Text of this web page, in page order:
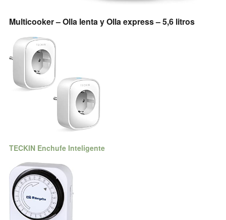
Multicooker – Olla lenta y Olla express – 5,6 litros
TECKIN Enchufe Inteligente